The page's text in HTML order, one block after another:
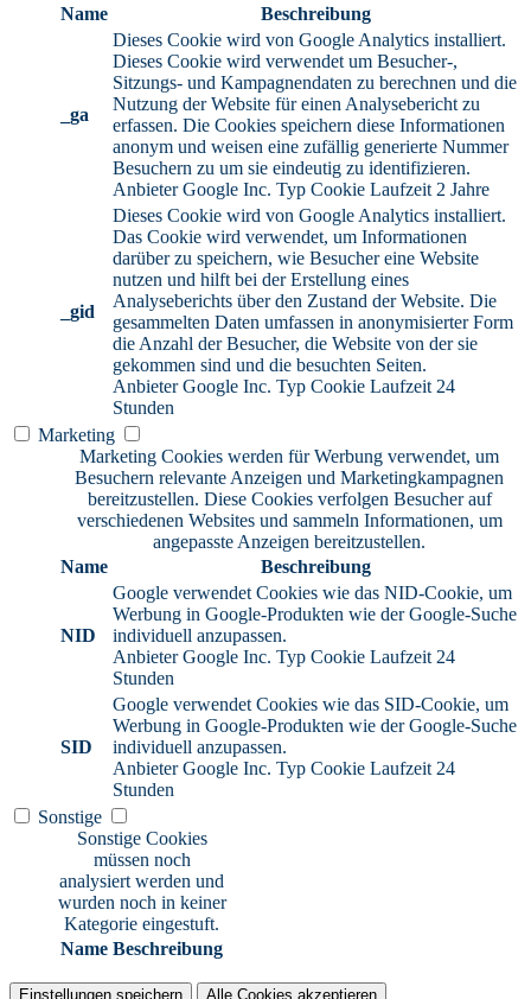
Name
Beschreibung
_ga
Dieses Cookie wird von Google Analytics installiert.
Dieses Cookie wird verwendet um Besucher-,
Sitzungs- und Kampagnendaten zu berechnen und die
Nutzung der Website für einen Analysebericht zu
erfassen. Die Cookies speichern diese Informationen
anonym und weisen eine zufällig generierte Nummer
Besuchern zu um sie eindeutig zu identifizieren.
Anbieter Google Inc. Typ Cookie Laufzeit 2 Jahre
_gid
Dieses Cookie wird von Google Analytics installiert.
Das Cookie wird verwendet, um Informationen
darüber zu speichern, wie Besucher eine Website
nutzen und hilft bei der Erstellung eines
Analyseberichts über den Zustand der Website. Die
gesammelten Daten umfassen in anonymisierter Form
die Anzahl der Besucher, die Website von der sie
gekommen sind und die besuchten Seiten.
Anbieter Google Inc. Typ Cookie Laufzeit 24
Stunden
Marketing
Marketing Cookies werden für Werbung verwendet, um
Besuchern relevante Anzeigen und Marketingkampagnen
bereitzustellen. Diese Cookies verfolgen Besucher auf
verschiedenen Websites und sammeln Informationen, um
angepasste Anzeigen bereitzustellen.
Name
Beschreibung
NID
Google verwendet Cookies wie das NID-Cookie, um
Werbung in Google-Produkten wie der Google-Suche
individuell anzupassen.
Anbieter Google Inc. Typ Cookie Laufzeit 24
Stunden
SID
Google verwendet Cookies wie das SID-Cookie, um
Werbung in Google-Produkten wie der Google-Suche
individuell anzupassen.
Anbieter Google Inc. Typ Cookie Laufzeit 24
Stunden
Sonstige
Sonstige Cookies
müssen noch
analysiert werden und
wurden noch in keiner
Kategorie eingestuft.
Name Beschreibung
Einstellungen speichern Alle Cookies akzeptieren